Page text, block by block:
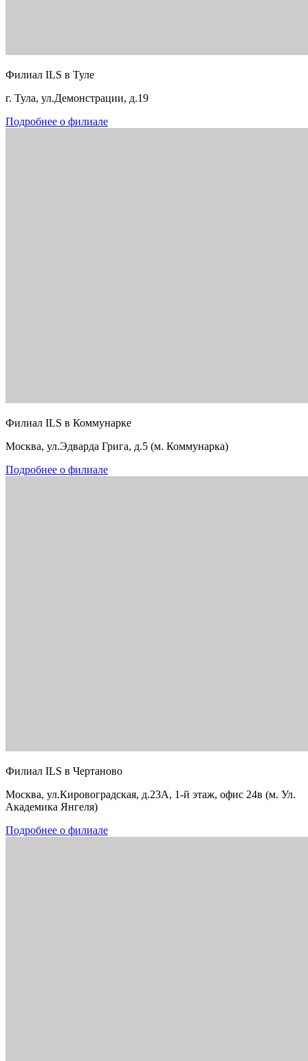
Филиал ILS в Туле
г. Тула, ул.Демонстрации, д.19
Подробнее о филиале
Филиал ILS в Коммунарке
Москва, ул.Эдварда Грига, д.5 (м. Коммунарка)
Подробнее о филиале
Филиал ILS в Чертаново
Москва, ул.Кировоградская, д.23А, 1-й этаж, офис 24в (м. Ул.
Академика Янгеля)
Подробнее о филиале